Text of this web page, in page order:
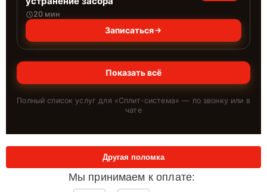
20 мин
Записаться
Показать всё
Полный список услуг для «Сплит-система» — по звонку или в
чате
Мы принимаем к оплате:
Другая поломка